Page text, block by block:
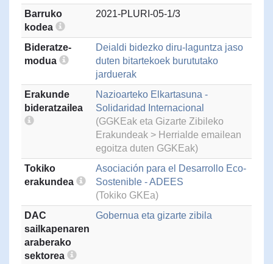
Barruko
kodea
2021-PLURI-05-1/3
Bideratze-
modua
Deialdi bidezko diru-laguntza jaso
duten bitartekoek burututako
jarduerak
Erakunde
bideratzailea
Nazioarteko Elkartasuna -
Solidaridad Internacional
(GGKEak eta Gizarte Zibileko
Erakundeak > Herrialde emailean
egoitza duten GGKEak)
Tokiko
erakundea
Asociación para el Desarrollo Eco-
Sostenible - ADEES
(Tokiko GKEa)
DAC
sailkapenaren
araberako
sektorea
Gobernua eta gizarte zibila